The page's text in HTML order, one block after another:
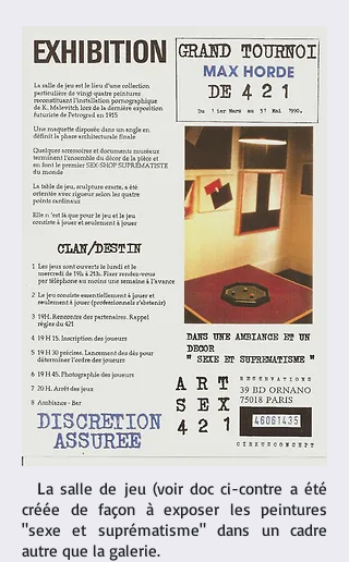
La salle de jeu (voir doc ci-contre a été
créée de façon à exposer les peintures
"sexe et suprématisme" dans un cadre
autre que la galerie.